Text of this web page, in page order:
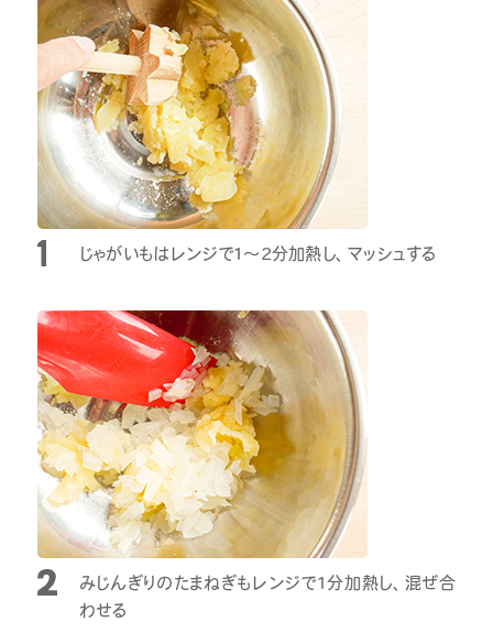
じゃがいもはレンジで1～2分加熱し、マッシュする
みじんぎりのたまねぎもレンジで1分加熱し、混ぜ合
わせる